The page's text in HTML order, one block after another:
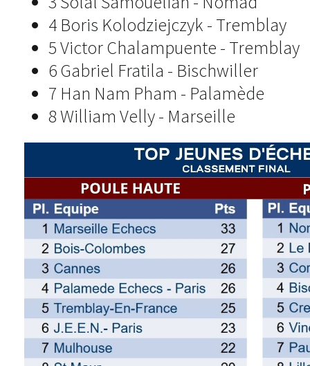
4 Boris Kolodziejczyk - Tremblay
5 Victor Chalampuente - Tremblay
6 Gabriel Fratila - Bischwiller
7 Han Nam Pham - Palamède
8 William Velly - Marseille